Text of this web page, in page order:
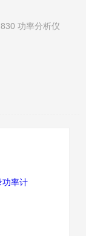
功率分析仪